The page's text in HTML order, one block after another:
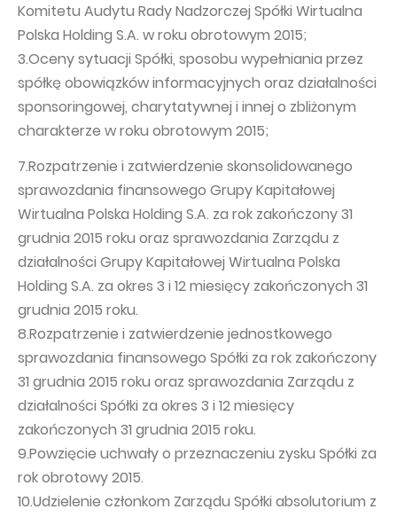
Komitetu Audytu Rady Nadzorczej Spółki Wirtualna
Polska Holding S.A. w roku obrotowym 2015;
3.Oceny sytuacji Spółki, sposobu wypełniania przez
spółkę obowiązków informacyjnych oraz działalności
sponsoringowej, charytatywnej i innej o zbliżonym
charakterze w roku obrotowym 2015;
7.Rozpatrzenie i zatwierdzenie skonsolidowanego
sprawozdania finansowego Grupy Kapitałowej
Wirtualna Polska Holding S.A. za rok zakończony 31
grudnia 2015 roku oraz sprawozdania Zarządu z
działalności Grupy Kapitałowej Wirtualna Polska
Holding S.A. za okres 3 i 12 miesięcy zakończonych 31
grudnia 2015 roku.
8.Rozpatrzenie i zatwierdzenie jednostkowego
sprawozdania finansowego Spółki za rok zakończony
31 grudnia 2015 roku oraz sprawozdania Zarządu z
działalności Spółki za okres 3 i 12 miesięcy
zakończonych 31 grudnia 2015 roku.
9.Powzięcie uchwały o przeznaczeniu zysku Spółki za
rok obrotowy 2015.
10.Udzielenie członkom Zarządu Spółki absolutorium z